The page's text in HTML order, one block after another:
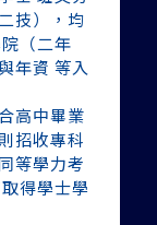
技），均
（二年
年資 等入
高中畢業
招收專科
等學力考
得學士學